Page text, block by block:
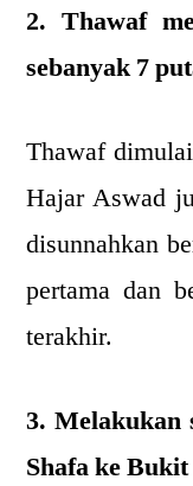
2. Thawaf
sebanyak 7
Thawaf
Hajar Aswad
disunnahkan
pertama dan
terakhir.
3. Melakukan
Shafa ke